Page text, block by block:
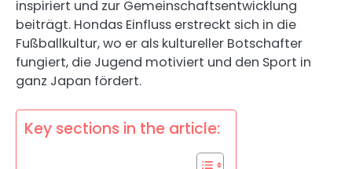
inspiriert und zur Gemeinschaftsentwicklung
beiträgt. Hondas Einfluss erstreckt sich in die
Fußballkultur, wo er als kultureller Botschafter
fungiert, die Jugend motiviert und den Sport in
ganz Japan fördert.
Key sections in the article: